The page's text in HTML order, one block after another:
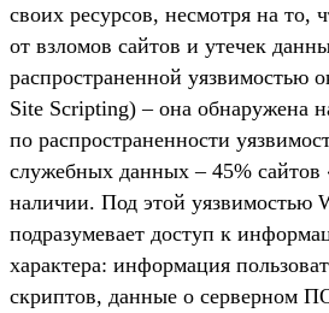
своих ресурсов, несмотря на то,
от взломов сайтов и утечек
распространенной уязвимостью
Site Scripting) – она обнаружена
по распространенности
служебных данных – 45% сайтов
наличии. Под этой уязвимостью
подразумевает доступ к
характера: информация
скриптов, данные о серверном